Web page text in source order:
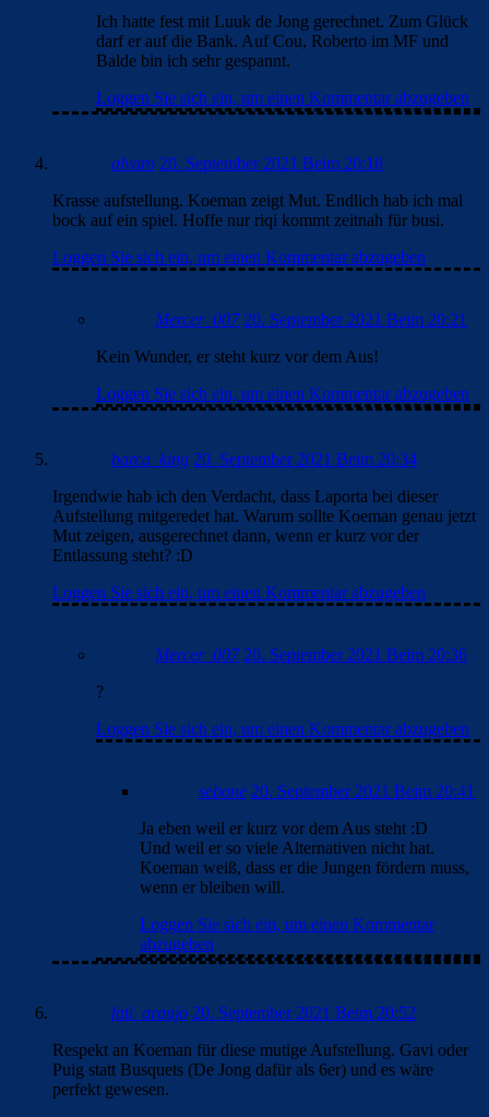
Ich hatte fest mit Luuk de Jong gerechnet. Zum Glück
darf er auf die Bank. Auf Cou, Roberto im MF und
Balde bin ich sehr gespannt.
Loggen Sie sich ein, um einen Kommentar abzugeben
alvaro 20. September 2021 Beim 20:18
Krasse aufstellung. Koeman zeigt Mut. Endlich hab ich mal
bock auf ein spiel. Hoffe nur riqi kommt zeitnah für busi.
Loggen Sie sich ein, um einen Kommentar abzugeben
Mercer_007 20. September 2021 Beim 20:21
Kein Wunder, er steht kurz vor dem Aus!
Loggen Sie sich ein, um einen Kommentar abzugeben
barca_king 20. September 2021 Beim 20:34
Irgendwie hab ich den Verdacht, dass Laporta bei dieser
Aufstellung mitgeredet hat. Warum sollte Koeman genau jetzt
Mut zeigen, ausgerechnet dann, wenn er kurz vor der
Entlassung steht? :D
Loggen Sie sich ein, um einen Kommentar abzugeben
Mercer_007 20. September 2021 Beim 20:36
?
Loggen Sie sich ein, um einen Kommentar abzugeben
sebone 20. September 2021 Beim 20:41
Ja eben weil er kurz vor dem Aus steht :D
Und weil er so viele Alternativen nicht hat.
Koeman weiß, dass er die Jungen fördern muss,
wenn er bleiben will.
Loggen Sie sich ein, um einen Kommentar
abzugeben
fati_araujo 20. September 2021 Beim 20:52
Respekt an Koeman für diese mutige Aufstellung. Gavi oder
Puig statt Busquets (De Jong dafür als 6er) und es wäre
perfekt gewesen.